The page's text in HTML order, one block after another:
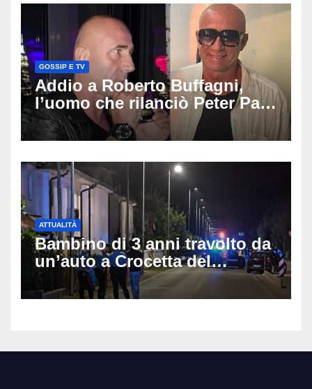
GOSSIP E TV
Addio a Roberto Buffagni,
l’uomo che rilanciò Peter Pan
e Villa delle Rose: aveva 59
anni
ATTUALITÀ
Bambino di 3 anni travolto da
un’auto a Crocetta del
Montello: è gravissimo,
trasportato in elicottero a